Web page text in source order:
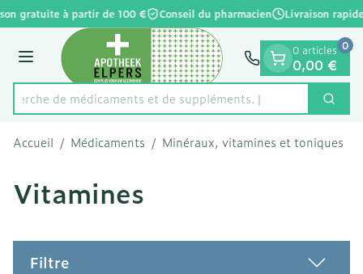
Aller au contenu
1 de 1
gratuite à partir de 100 € Conseil du pharmacien Livraison rapide
Menu
Rechercher
Recherche de médica
0 articles
0,00 €
0
Accueil / Médicaments / Minéraux, vitamines et toniques
Vitamines
Filtre